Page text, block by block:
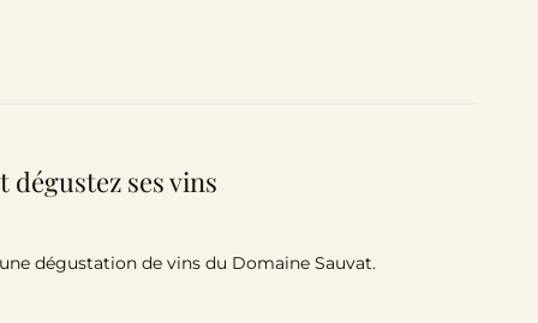
dégustez ses vins
dégustation de vins du Domaine Sauvat.